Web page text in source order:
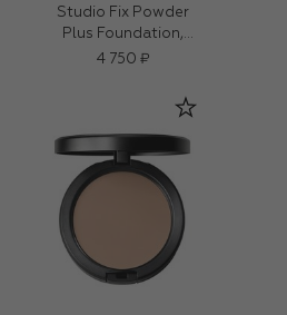
Studio Fix Powder
Plus Foundation,
оттенок N11 (12g)
4 750 ₽